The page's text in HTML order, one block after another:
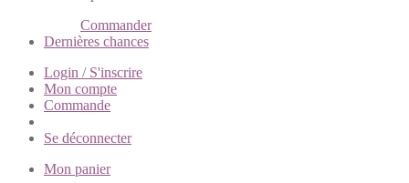
Commander
Dernières chances
Login / S'inscrire
Mon compte
Commande
Se déconnecter
Mon panier